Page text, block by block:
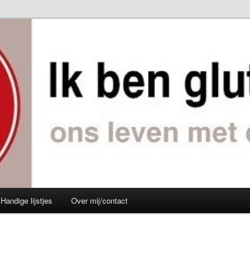
Handige lijstjes Over mij/contact